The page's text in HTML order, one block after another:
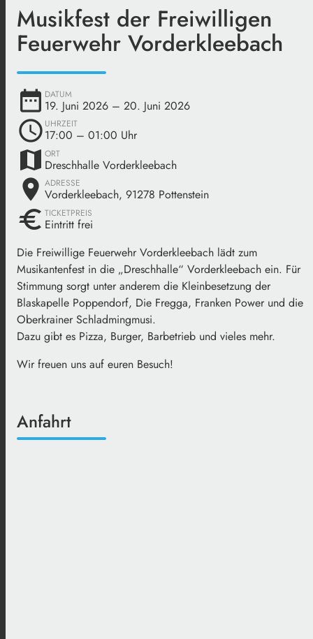
Musikfest der Freiwilligen
Feuerwehr Vorderkleebach
date_range DATUM
19. Juni 2026 – 20. Juni 2026
schedule UHRZEIT
17:00 – 01:00 Uhr
map ORT
Dreschhalle Vorderkleebach
place ADRESSE
Vorderkleebach, 91278 Pottenstein
euro TICKETPREIS
Eintritt frei
Die Freiwillige Feuerwehr Vorderkleebach lädt zum
Musikantenfest in die „Dreschhalle“ Vorderkleebach ein. Für
Stimmung sorgt unter anderem die Kleinbesetzung der
Blaskapelle Poppendorf, Die Fregga, Franken Power und die
Oberkrainer Schladmingmusi.
Dazu gibt es Pizza, Burger, Barbetrieb und vieles mehr.
Wir freuen uns auf euren Besuch!
Anfahrt